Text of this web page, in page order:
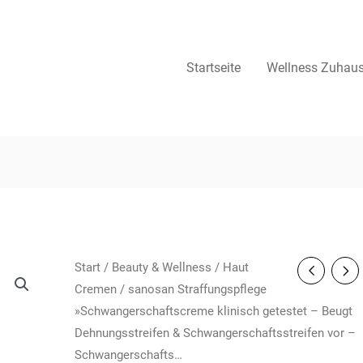
Startseite Wellness
Start/ Beauty & Wellness / Haut
Cremen/ sanosan Straffungspflege
»Schwangerschaftscreme klinisch getestet – Beugt
Dehnungsstreifen & Schwangerschaftsstreifen vor –
Schwangerschafts…